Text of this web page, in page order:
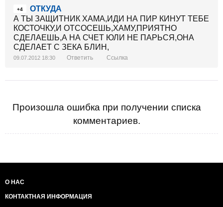
+4
ОТКУДА
А ТЫ ЗАЩИТНИК ХАМА,ИДИ НА ПИР КИНУТ ТЕБЕ
КОСТОЧКУ,И ОТСОСЕШЬ,ХАМУ,ПРИЯТНО
СДЕЛАЕШЬ,А НА СЧЕТ ЮЛИ НЕ ПАРЬСЯ,ОНА
СДЕЛАЕТ С ЗЕКА БЛИН,
09.07.2012 18:30 Ответить Ссылка
Произошла ошибка при получении списка
комментариев.
О НАС
КОНТАКТНАЯ ИНФОРМАЦИЯ